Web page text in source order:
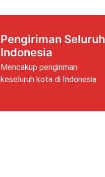
Pengiriman Seluruh
Indonesia
Mencakup pengiriman
keseluruh kota di Indonesia